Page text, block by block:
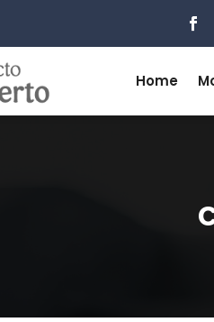
Home